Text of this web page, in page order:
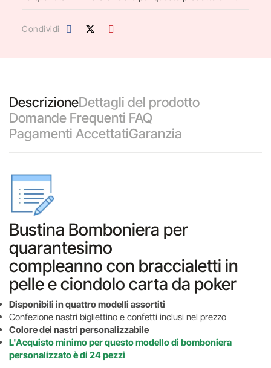
Condividi
DescrizioneDettagli del prodotto
Domande Frequenti FAQ
Pagamenti AccettatiGaranzia
Bustina Bomboniera per
quarantesimo
compleanno con braccialetti in
pelle e ciondolo carta da poker
Disponibili in quattro modelli assortiti
Confezione nastri bigliettino e confetti inclusi nel prezzo
Colore dei nastri personalizzabile
L'Acquisto minimo per questo modello di bomboniera
personalizzato è di 24 pezzi